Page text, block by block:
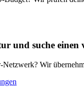
und suche einen
Netzwerk? Wir